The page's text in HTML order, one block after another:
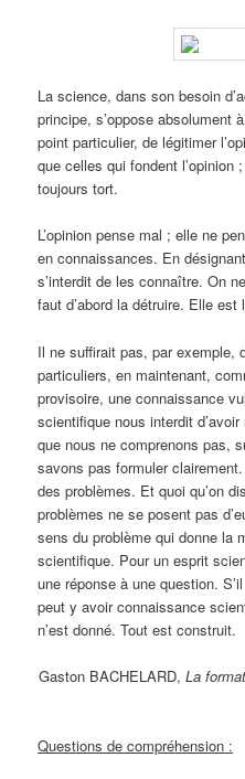
La science, dans son besoin
principe, s’oppose absolument
point particulier, de légitimer
que celles qui fondent l’opinion
toujours tort.
L’opinion pense mal ; elle ne
en connaissances. En
s’interdit de les connaître. On
faut d’abord la détruire. Elle
Il ne suffirait pas, par exemple,
particuliers, en maintenant,
provisoire, une connaissance
scientifique nous interdit
que nous ne comprenons pas,
savons pas formuler
des problèmes. Et quoi qu’on
problèmes ne se posent pas
sens du problème qui donne la
scientifique. Pour un esprit
une réponse à une question.
peut y avoir connaissance
n’est donné. Tout est construit.
Gaston BACHELARD, La
Questions de compréhension :